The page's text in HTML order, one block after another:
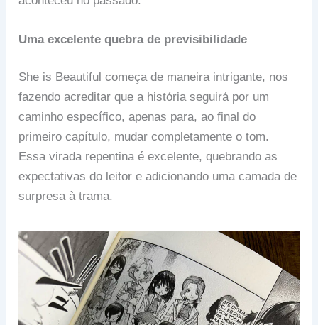
Uma excelente quebra de previsibilidade
She is Beautiful começa de maneira intrigante, nos
fazendo acreditar que a história seguirá por um
caminho específico, apenas para, ao final do
primeiro capítulo, mudar completamente o tom.
Essa virada repentina é excelente, quebrando as
expectativas do leitor e adicionando uma camada de
surpresa à trama.